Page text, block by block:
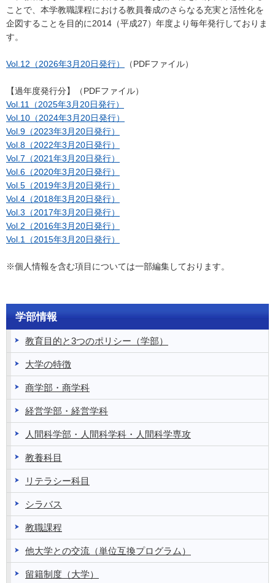
学部情報
教育目的と3つのポリシー（学部）
大学の特徴
商学部・商学科
経営学部・経営学科
人間科学部・人間科学科・人間科学専攻
教養科目
リテラシー科目
シラバス
教職課程
他大学との交流（単位互換プログラム）
留籍制度（大学）
ことで、本学教職課程における教員養成のさらなる充実と活性化を
企図することを目的に2014（平成27）年度より毎年発行しておりま
す。
Vol.12（2026年3月20日発行） （PDFファイル）
【過年度発行分】（PDFファイル）
Vol.11（2025年3月20日発行）
Vol.10（2024年3月20日発行）
Vol.9（2023年3月20日発行）
Vol.8（2022年3月20日発行）
Vol.7（2021年3月20日発行）
Vol.6（2020年3月20日発行）
Vol.5（2019年3月20日発行）
Vol.4（2018年3月20日発行）
Vol.3（2017年3月20日発行）
Vol.2（2016年3月20日発行）
Vol.1（2015年3月20日発行）
※個人情報を含む項目については一部編集しております。